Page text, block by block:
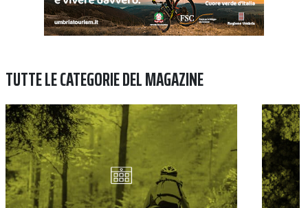
TUTTE LE CATEGORIE DEL MAGAZINE